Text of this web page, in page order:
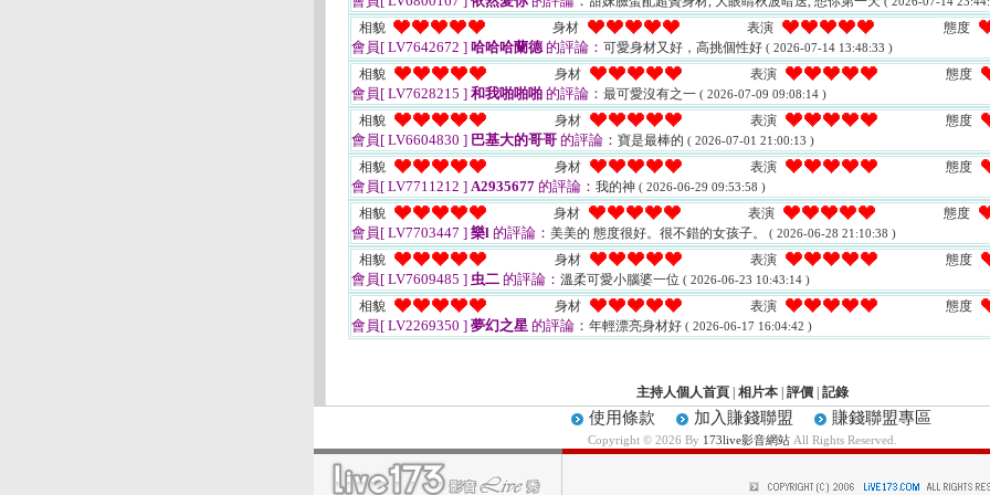
相貌 身材 表演 態度
會員[ LV7642672 ] 哈哈哈蘭德的評論： 可愛身材又好，高挑個性好 ( 2026-07-14 13:48:33 )
相貌 身材 表演 態度
會員[ LV7628215 ] 和我啪啪啪 的評論： 最可愛沒有之一 ( 2026-07-09 09:08:14 )
相貌 身材 表演 態度
會員[ LV6604830 ] 巴基大的哥哥 的評論： 寶是最棒的 ( 2026-07-01 21:00:13 )
相貌 身材 表演 態度
會員[ LV7711212 ] A2935677 的評論： 我的神 ( 2026-06-29 09:53:58 )
相貌 身材 表演 態度
會員[ LV7703447 ] 樂l 的評論： 美美的 態度很好。很不錯的女孩子。 ( 2026-06-28 21:10:38 )
相貌 身材 表演 態度
會員[ LV7609485 ] 虫二 的評論： 溫柔可愛小腦婆一位 ( 2026-06-23 10:43:14 )
相貌 身材 表演 態度
會員[ LV2269350 ] 夢幻之星 的評論： 年輕漂亮身材好 ( 2026-06-17 16:04:42 )
主持人個人首頁 相片本 評價 記錄
使用條款 加入賺錢聯盟 賺錢聯盟專區
Copyright © 2026 By 173live影音網站 All Rights Reserved.